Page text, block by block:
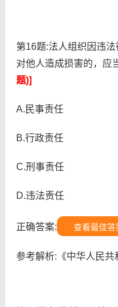
第16题:法人组织因违
对他人造成损害的，应
题)]
A.民事责任
B.行政责任
C.刑事责任
D.违法责任
正确答案: 查看最佳答
参考解析:《中华人民